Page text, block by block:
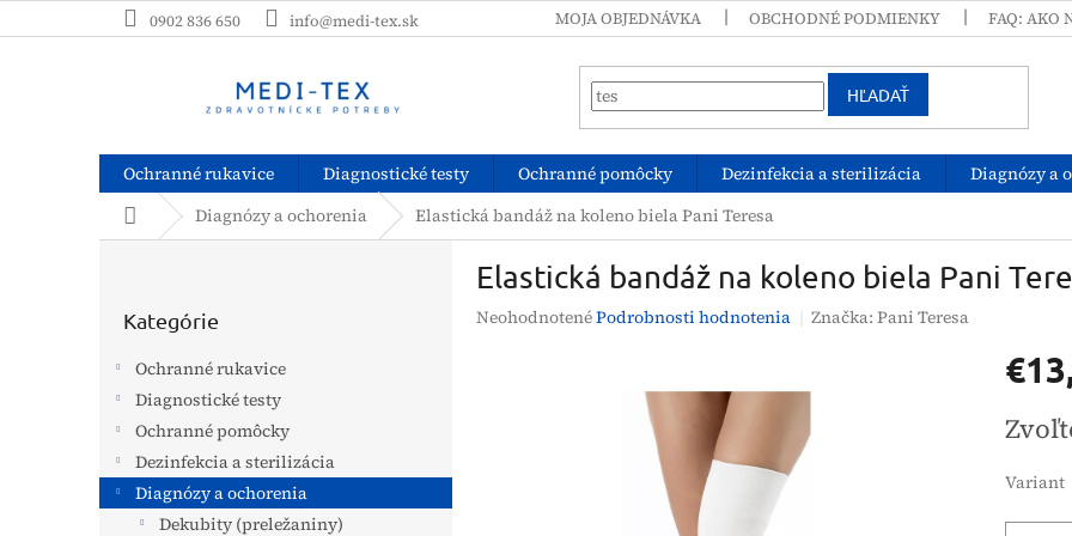
na
0902 836 650 info@medi-tex.sk MOJA OBJEDNÁVKA OBCHODNÉ PODMIENKY FAQ: AKO
HĽADAŤ
Ochranné rukavice Diagnostické testy Ochranné pomôcky Dezinfekcia a sterilizácia Diagnózy a
DomovDiagnózy a ochorenia Elastická bandáž na koleno biela Pani Teresa
kategórie
Kategórie
Ochranné rukavice
Diagnostické testy
Ochranné pomôcky
Dezinfekcia a sterilizácia
Diagnózy a ochorenia
Dekubity (preležaniny)
Elastická bandáž na koleno biela Pani
Priemerné
NeohodnotenéPodrobnosti hodnotenia Značka:Pani Teresa
cena:
Variant